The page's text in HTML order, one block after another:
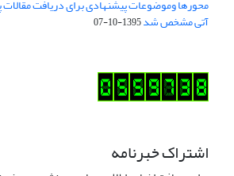
محورها وموضوعات پیشنهادی برای دریافت
آتی مشخص شد1395-10-07
اشتراک خبرنامه